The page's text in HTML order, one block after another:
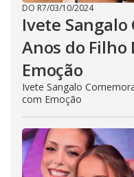
DO R7/03/10/2024
Ivete Sangalo
Anos do Filho
Emoção
Ivete Sangalo
com Emoção